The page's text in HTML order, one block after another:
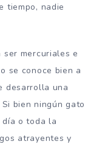
tiempo, nadie
ser mercuriales e
se conoce bien a
desarrolla una
bien ningún gato
o toda la
atrayentes y